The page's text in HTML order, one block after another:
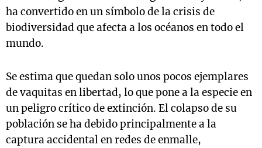
ha convertido en un símbolo de la crisis de
biodiversidad que afecta a los océanos en todo el
mundo.
Se estima que quedan solo unos pocos ejemplares
de vaquitas en libertad, lo que pone a la especie en
un peligro crítico de extinción. El colapso de su
población se ha debido principalmente a la
captura accidental en redes de enmalle,